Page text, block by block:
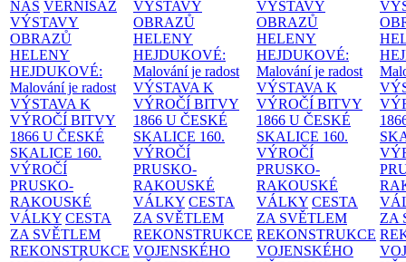
NÁS VERNISÁŽ
VÝSTAVY
OBRAZŮ
HELENY
HEJDUKOVÉ:
Malování je radost
VÝSTAVA K
VÝROČÍ BITVY
1866 U ČESKÉ
SKALICE 160.
VÝROČÍ
PRUSKO-
RAKOUSKÉ
VÁLKY CESTA
ZA SVĚTLEM
REKONSTRUKCE
VÝSTAVY
OBRAZŮ
HELENY
HEJDUKOVÉ:
Malování je radost
VÝSTAVA K
VÝROČÍ BITVY
1866 U ČESKÉ
SKALICE 160.
VÝROČÍ
PRUSKO-
RAKOUSKÉ
VÁLKY CESTA
ZA SVĚTLEM
REKONSTRUKCE
VOJENSKÉHO
VÝSTAVY
OBRAZŮ
HELENY
HEJDUKOVÉ:
Malování je radost
VÝSTAVA K
VÝROČÍ BITVY
1866 U ČESKÉ
SKALICE 160.
VÝROČÍ
PRUSKO-
RAKOUSKÉ
VÁLKY CESTA
ZA SVĚTLEM
REKONSTRUKCE
VOJENSKÉHO
ZA